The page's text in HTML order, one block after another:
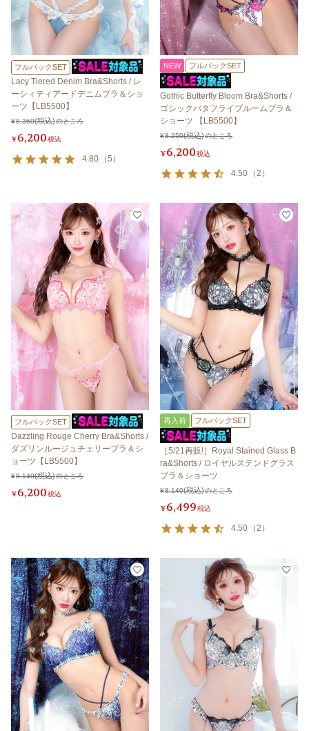
フルバックSET
Lacy Tiered Denim Bra&Shorts / レ
ーシィティアードデニムブラ＆ショ
ーツ【LB5500】
¥8,360 のところ
¥6,200税込
4.80 （5 ）
NEW フルバックSET
Gothic Butterfly Bloom Bra&Shorts /
ゴシックバタフライブルームブラ＆
ショーツ 【LB5500】
¥8,250 のところ
¥6,200税込
4.50 （2 ）
フルバックSET
Dazzling Rouge Cherry Bra&Shorts /
ダズリンルージュチェリーブラ＆シ
ョーツ【LB5500】
¥8,140 のところ
¥6,200税込
再入荷 フルバックSET
［5/21再販!］Royal Stained Glass B
ra&Shorts / ロイヤルステンドグラス
ブラ＆ショーツ
¥8,140 のところ
¥6,499税込
4.50 （2 ）